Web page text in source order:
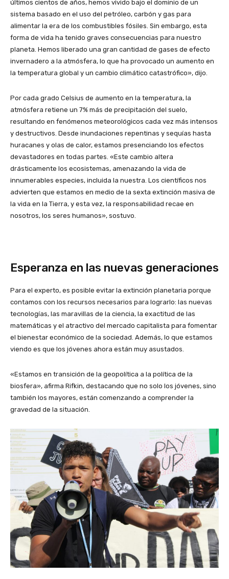
últimos cientos de años, hemos vivido bajo el dominio de un
sistema basado en el uso del petróleo, carbón y gas para
alimentar la era de los combustibles fósiles. Sin embargo, esta
forma de vida ha tenido graves consecuencias para nuestro
planeta. Hemos liberado una gran cantidad de gases de efecto
invernadero a la atmósfera, lo que ha provocado un aumento en
la temperatura global y un cambio climático catastrófico», dijo.
Por cada grado Celsius de aumento en la temperatura, la
atmósfera retiene un 7% más de precipitación del suelo,
resultando en fenómenos meteorológicos cada vez más intensos
y destructivos. Desde inundaciones repentinas y sequías hasta
huracanes y olas de calor, estamos presenciando los efectos
devastadores en todas partes. «Este cambio altera
drásticamente los ecosistemas, amenazando la vida de
innumerables especies, incluida la nuestra. Los científicos nos
advierten que estamos en medio de la sexta extinción masiva de
la vida en la Tierra, y esta vez, la responsabilidad recae en
nosotros, los seres humanos», sostuvo.
Esperanza en las nuevas generaciones
Para el experto, es posible evitar la extinción planetaria porque
contamos con los recursos necesarios para lograrlo: las nuevas
tecnologías, las maravillas de la ciencia, la exactitud de las
matemáticas y el atractivo del mercado capitalista para fomentar
el bienestar económico de la sociedad. Además, lo que estamos
viendo es que los jóvenes ahora están muy asustados.
«Estamos en transición de la geopolítica a la política de la
biosfera», afirma Rifkin, destacando que no solo los jóvenes, sino
también los mayores, están comenzando a comprender la
gravedad de la situación.